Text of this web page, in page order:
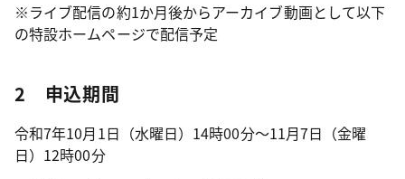
※ライブ配信の約1か月後からアーカイブ動画として以下
の特設ホームページで配信予定
2 申込期間
令和7年10月1日（水曜日）14時00分～11月7日（金曜
日）12時00分